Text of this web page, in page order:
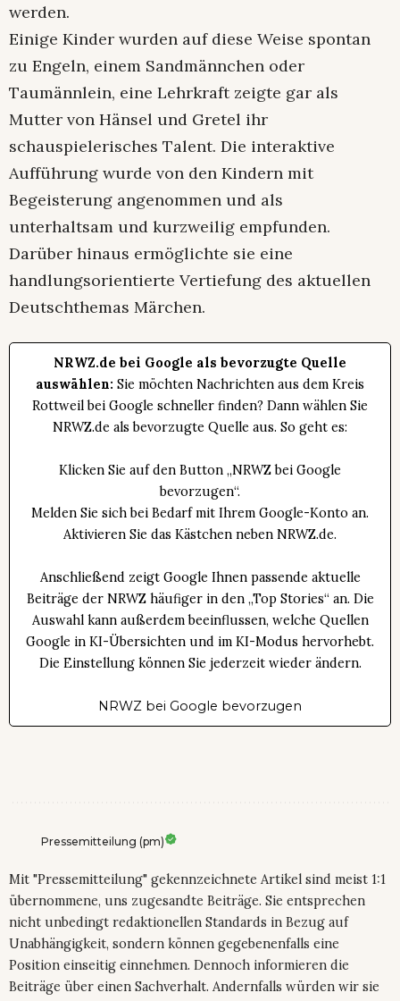
werden.
Einige Kinder wurden auf diese Weise spontan
zu Engeln, einem Sandmännchen oder
Taumännlein, eine Lehrkraft zeigte gar als
Mutter von Hänsel und Gretel ihr
schauspielerisches Talent. Die interaktive
Aufführung wurde von den Kindern mit
Begeisterung angenommen und als
unterhaltsam und kurzweilig empfunden.
Darüber hinaus ermöglichte sie eine
handlungsorientierte Vertiefung des aktuellen
Deutschthemas Märchen.
NRWZ.de bei Google als bevorzugte Quelle
auswählen: Sie möchten Nachrichten aus dem Kreis
Rottweil bei Google schneller finden? Dann wählen Sie
NRWZ.de als bevorzugte Quelle aus. So geht es:
Klicken Sie auf den Button „NRWZ bei Google
bevorzugen“.
Melden Sie sich bei Bedarf mit Ihrem Google-Konto an.
Aktivieren Sie das Kästchen neben NRWZ.de.
Anschließend zeigt Google Ihnen passende aktuelle
Beiträge der NRWZ häufiger in den „Top Stories“ an. Die
Auswahl kann außerdem beeinflussen, welche Quellen
Google in KI-Übersichten und im KI-Modus hervorhebt.
Die Einstellung können Sie jederzeit wieder ändern.
NRWZ bei Google bevorzugen
Pressemitteilung (pm)
Mit "Pressemitteilung" gekennzeichnete Artikel sind meist 1:1
übernommene, uns zugesandte Beiträge. Sie entsprechen
nicht unbedingt redaktionellen Standards in Bezug auf
Unabhängigkeit, sondern können gegebenenfalls eine
Position einseitig einnehmen. Dennoch informieren die
Beiträge über einen Sachverhalt. Andernfalls würden wir sie